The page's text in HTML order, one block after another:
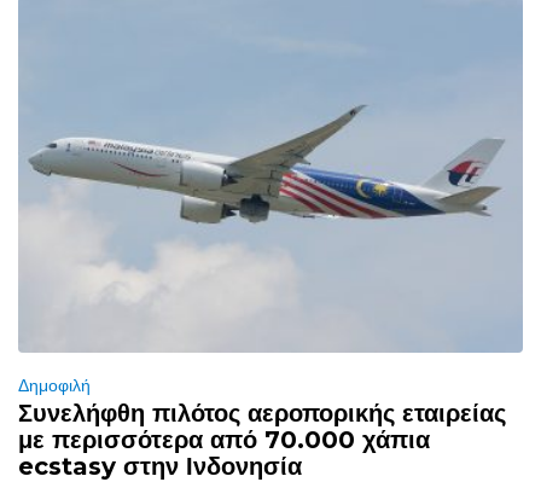
Δημοφιλή
Συνελήφθη πιλότος αεροπορικής εταιρείας
με περισσότερα από 70.000 χάπια
ecstasy στην Ινδονησία